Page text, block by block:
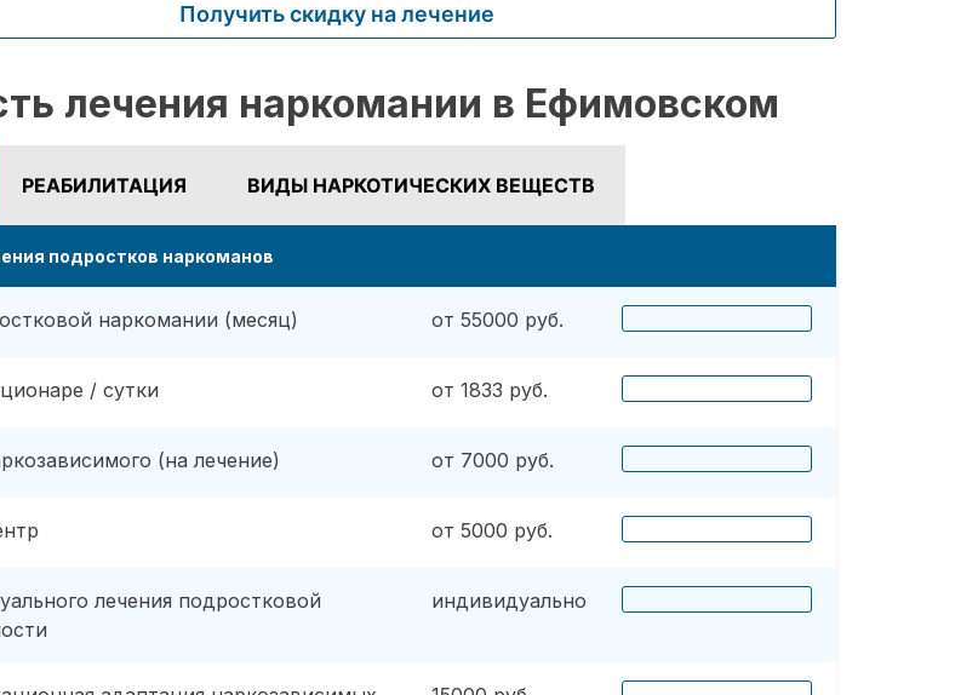
Получить скидку на лечение
лечения наркомании в Ефимовском
РЕАБИЛИТАЦИЯ ВИДЫ НАРКОТИЧЕСКИХ ВЕЩЕСТВ
подростков наркоманов
наркомании (месяц) от 55000 руб.
/ сутки от 1833 руб.
(на лечение) от 7000 руб.
от 5000 руб.
лечения подростковой
индивидуально